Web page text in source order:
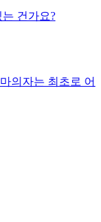
건가요?
의자는 최초로 어